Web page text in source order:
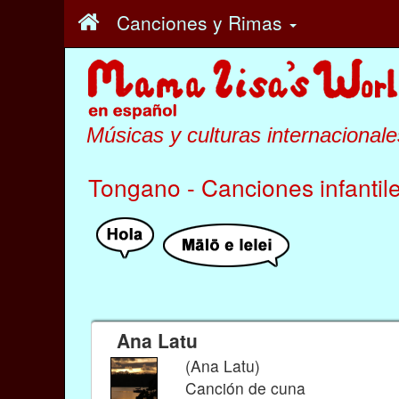
Canciones y Rimas
Músicas y culturas
Tongano - Canciones
Ana Latu
(Ana Latu)
Canción de cuna